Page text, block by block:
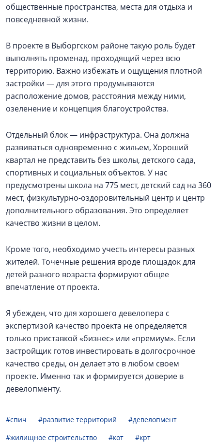
общественные пространства, места для отдыха и
повседневной жизни.
В проекте в Выборгском районе такую роль будет
выполнять променад, проходящий через всю
территорию. Важно избежать и ощущения плотной
застройки — для этого продумываются
расположение домов, расстояния между ними,
озеленение и концепция благоустройства.
Отдельный блок — инфраструктура. Она должна
развиваться одновременно с жильем, Хороший
квартал не представить без школы, детского сада,
спортивных и социальных объектов. У нас
предусмотрены школа на 775 мест, детский сад на 360
мест, физкультурно-оздоровительный центр и центр
дополнительного образования. Это определяет
качество жизни в целом.
Кроме того, необходимо учесть интересы разных
жителей. Точечные решения вроде площадок для
детей разного возраста формируют общее
впечатление от проекта.
Я убежден, что для хорошего девелопера с
экспертизой качество проекта не определяется
только приставкой «бизнес» или «премиум». Если
застройщик готов инвестировать в долгосрочное
качество среды, он делает это в любом своем
проекте. Именно так и формируется доверие в
девелопменту.
#спич #развитие территорий
#девелопмент
#жилищное строительство
#кот #крт